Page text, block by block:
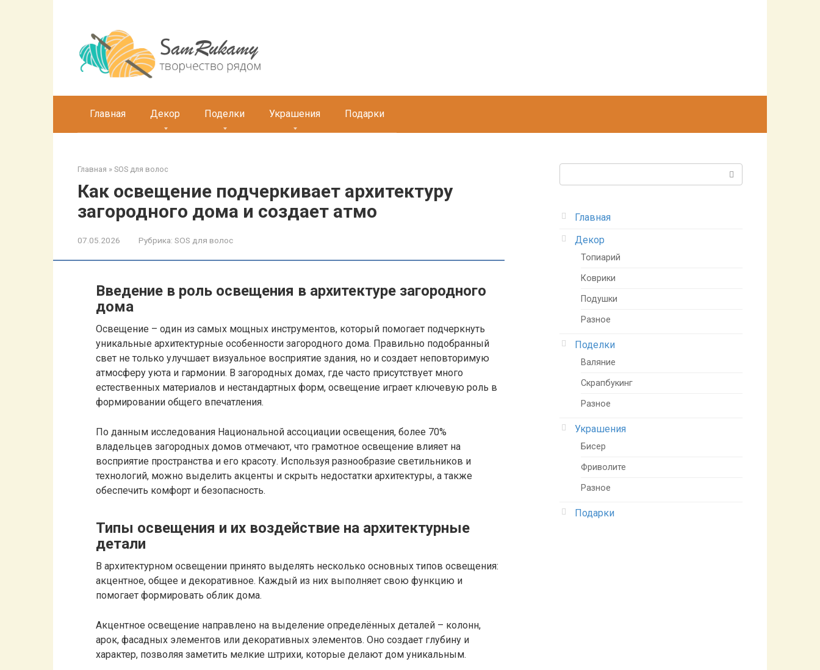
Главная Декор Поделки Украшения Подарки
Главная » SOS для волос
Как освещение подчеркивает архитектуру
загородного дома и создает атмо
07.05.2026 Рубрика: SOS для волос
Введение в роль освещения в архитектуре загородного
дома
Освещение – один из самых мощных инструментов, который помогает подчеркнуть
уникальные архитектурные особенности загородного дома. Правильно подобранный
свет не только улучшает визуальное восприятие здания, но и создает неповторимую
атмосферу уюта и гармонии. В загородных домах, где часто присутствует много
естественных материалов и нестандартных форм, освещение играет ключевую роль в
формировании общего впечатления.
По данным исследования Национальной ассоциации освещения, более 70%
владельцев загородных домов отмечают, что грамотное освещение влияет на
восприятие пространства и его красоту. Используя разнообразие светильников и
технологий, можно выделить акценты и скрыть недостатки архитектуры, а также
обеспечить комфорт и безопасность.
Типы освещения и их воздействие на архитектурные
детали
В архитектурном освещении принято выделять несколько основных типов освещения:
акцентное, общее и декоративное. Каждый из них выполняет свою функцию и
помогает формировать облик дома.
Акцентное освещение направлено на выделение определённых деталей – колонн,
арок, фасадных элементов или декоративных элементов. Оно создает глубину и
характер, позволяя заметить мелкие штрихи, которые делают дом уникальным.
Главная
Декор
Топиарий
Коврики
Подушки
Разное
Поделки
Валяние
Скрапбукинг
Разное
Украшения
Бисер
Фриволите
Разное
Подарки